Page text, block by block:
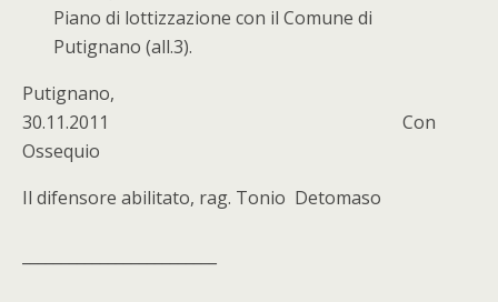
Piano di lottizzazione con il Comune di
Putignano (all.3).
Putignano,
30.11.2011 Con
Ossequio
Il difensore abilitato, rag. Tonio Detomaso